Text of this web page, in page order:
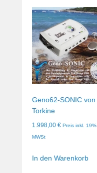
Geno62-SONIC von
Torkine
1.998,00 € Preis inkl. 19%
MWSt
In den Warenkorb